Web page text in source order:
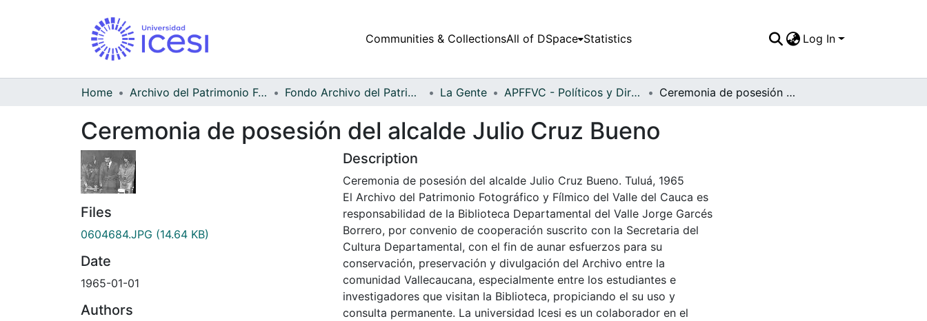
Communities & CollectionsAll of DSpace Statistics Log In
Home Archivo del Patrimonio Fotográfico y Fílmico del Valle del Cauca Fondo Archivo del Patrimonio Fotográfico y Fílmico del Valle del Cauca La Gente APFFVC - Políticos y Dirigentes - Patrimonial Ceremonia de posesión del alcalde Julio Cruz Bueno
Ceremonia de posesión del alcalde Julio Cruz Bueno
Files
0604684.JPG (14.64 KB)
Date
1965-01-01
Authors
Description
Ceremonia de posesión del alcalde Julio Cruz Bueno. Tuluá, 1965
El Archivo del Patrimonio Fotográfico y Fílmico del Valle del Cauca es
responsabilidad de la Biblioteca Departamental del Valle Jorge Garcés
Borrero, por convenio de cooperación suscrito con la Secretaria del
Cultura Departamental, con el fin de aunar esfuerzos para su
conservación, preservación y divulgación del Archivo entre la
comunidad Vallecaucana, especialmente entre los estudiantes e
investigadores que visitan la Biblioteca, propiciando el su uso y
consulta permanente. La universidad Icesi es un colaborador en el